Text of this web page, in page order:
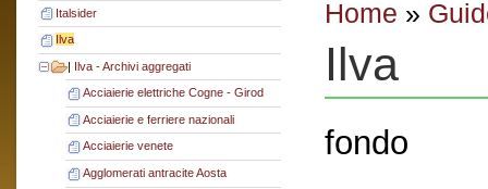
Italsider
Ilva
| Ilva - Archivi aggregati
Acciaierie elettriche Cogne - Girod
Acciaierie e ferriere nazionali
Acciaierie venete
Agglomerati antracite Aosta
Home »
Ilva
fondo